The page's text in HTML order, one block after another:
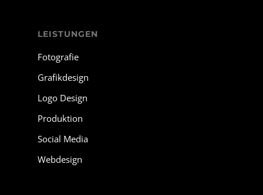
LEISTUNGEN
Fotografie
Grafikdesign
Logo Design
Produktion
Social Media
Webdesign